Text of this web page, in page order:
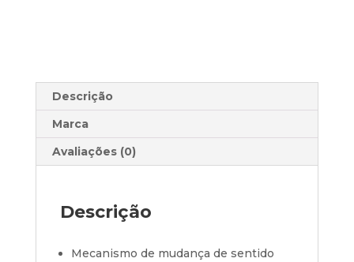
Descrição
Marca
Avaliações (0)
Descrição
Mecanismo de mudança de sentido